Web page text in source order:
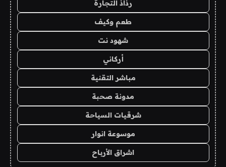
رذاذ التجارة
طعم وكيف
شهود نت
أركاني
مباشر التقنية
مدونة صحبة
شرقيات السياحة
موسوعة انوار
اشراق الأرباح